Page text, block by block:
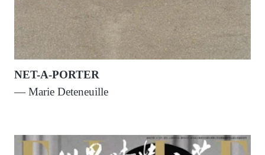
NET-A-PORTER
— Marie Deteneuille